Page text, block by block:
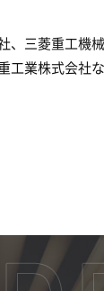
、三菱重工機
工業株式会社